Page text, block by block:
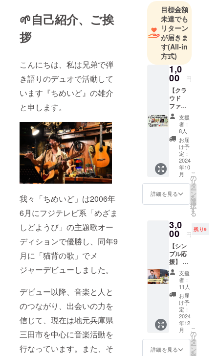
🌱自己紹介、ご挨
拶
こんにちは、私は兄弟で弾
き語りのデュオで活動して
います『ちめいど』の雄介
と申します。
我々「ちめいど」は2006年
6月にフジテレビ系「めざま
しどようび」の主題歌オー
ディションで優勝し、同年9
月に「猫背の歌」でメ
ジャーデビューしました。
デビュー以降、音楽と人と
のつながり、出会いの力を
信じて、現在は地元兵庫県
三田市を中心に音楽活動を
行なっています。また、そ
ンガーソン
グライター
ミチコがク
ラウドファ
ンディング
担当してい
ます。
目標金額
未達でも
リターン
が届きま
す(All-in
方式)
1,0
00 円
【クラ
ウド
ファン
ディン
グあり
がとう
コー
ス】 ２
３日か
らの特
別なご
支援
コース
です！
２３日
に
e配信を
開催し
ます
が、 そ
こでの
スー
パー
チャッ
ト(投げ
銭)のよ
うにお
気持ち
いただ
けまし
たら、
嬉しい
で
支援
者：
8人
お届
け予
定：
2024
年10
月
詳細を見る
こ
の
リ
タ
ー
ン
を
選
択
す
る
3,0
00 円
残り9
【シン
プル応
援】 あ
なたの
応援に
心から
感謝さ
せてい
ただき
ます。
プロ
ジェク
ト終了
後には
支援
者：
11人
お届
け予
定：
2024
年12
月
詳細を見る
こ
の
リ
タ
ー
ン
を